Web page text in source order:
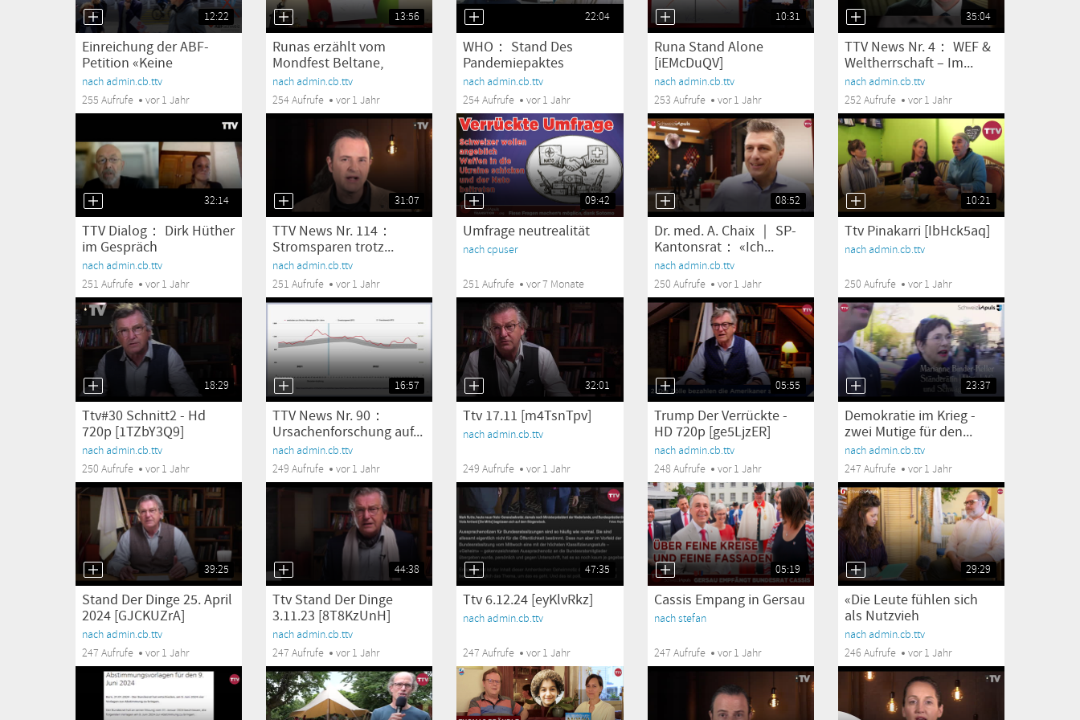
12:22
Einreichung der ABF-
Petition «Keine
Änderung...
nach admin.cb.ttv
255 Aufrufe
vor 1 Jahr
13:56
Runas erzählt vom
Mondfest Beltane,
Walpurgis &...
nach admin.cb.ttv
254 Aufrufe
vor 1 Jahr
22:04
WHO： Stand Des
Pandemiepaktes
[x5IcmdzO]
nach admin.cb.ttv
254 Aufrufe
vor 1 Jahr
10:31
Runa Stand Alone
[iEMcDuQV]
nach admin.cb.ttv
253 Aufrufe
vor 1 Jahr
35:04
TTV News Nr. 4： WEF &
Weltherrschaft – Im...
nach admin.cb.ttv
252 Aufrufe
vor 1 Jahr
32:14
TTV Dialog： Dirk Hüther
im Gespräch
[SNGhswBG]
nach admin.cb.ttv
251 Aufrufe
vor 1 Jahr
31:07
TTV News Nr. 114：
Stromsparen trotz...
nach admin.cb.ttv
251 Aufrufe
vor 1 Jahr
09:42
Umfrage neutrealität
nach cpuser
251 Aufrufe vor 7 Monate
08:52
Dr. med. A. Chaix ｜ SP-
Kantonsrat： «Ich...
nach admin.cb.ttv
250 Aufrufe
vor 1 Jahr
10:21
Ttv Pinakarri [IbHck5aq]
nach admin.cb.ttv
250 Aufrufe vor 1 Jahr
18:29
Ttv#30 Schnitt2 - Hd
720p [1TZbY3Q9]
nach admin.cb.ttv
250 Aufrufe
vor 1 Jahr
16:57
TTV News Nr. 90：
Ursachenforschung auf...
nach admin.cb.ttv
249 Aufrufe
vor 1 Jahr
32:01
Ttv 17.11 [m4TsnTpv]
nach admin.cb.ttv
249 Aufrufe vor 1 Jahr
05:55
Trump Der Verrückte -
HD 720p [ge5LjzER]
nach admin.cb.ttv
248 Aufrufe
vor 1 Jahr
23:37
Demokratie im Krieg -
zwei Mutige für den...
nach admin.cb.ttv
247 Aufrufe
vor 1 Jahr
39:25
Stand Der Dinge 25. April
2024 [GJCKUZrA]
nach admin.cb.ttv
247 Aufrufe
vor 1 Jahr
44:38
Ttv Stand Der Dinge
3.11.23 [8T8KzUnH]
nach admin.cb.ttv
247 Aufrufe
vor 1 Jahr
47:35
Ttv 6.12.24 [eyKlvRkz]
nach admin.cb.ttv
247 Aufrufe vor 1 Jahr
05:19
Cassis Empang in Gersau
nach stefan
247 Aufrufe vor 1 Jahr
29:29
«Die Leute fühlen sich
als Nutzvieh
behandelt.»...
nach admin.cb.ttv
246 Aufrufe
vor 1 Jahr